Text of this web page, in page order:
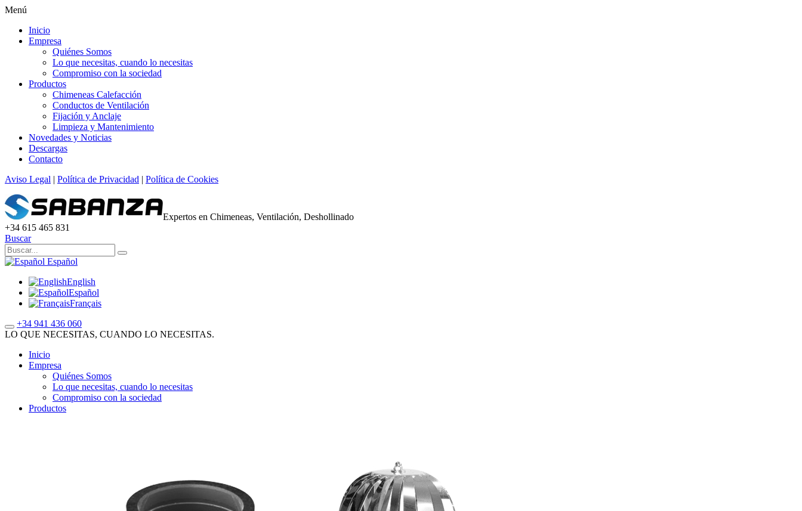
Menú
Inicio
Empresa
Quiénes Somos
Lo que necesitas, cuando lo necesitas
Compromiso con la sociedad
Productos
Chimeneas Calefacción
Conductos de Ventilación
Fijación y Anclaje
Limpieza y Mantenimiento
Novedades y Noticias
Descargas
Contacto
Aviso Legal | Política de Privacidad | Política de Cookies
Expertos en Chimeneas, Ventilación, Deshollinado
+34 615 465 831
Buscar
Español
English
Español
Français
+34 941 436 060
LO QUE NECESITAS, CUANDO LO NECESITAS.
Inicio
Empresa
Quiénes Somos
Lo que necesitas, cuando lo necesitas
Compromiso con la sociedad
Productos